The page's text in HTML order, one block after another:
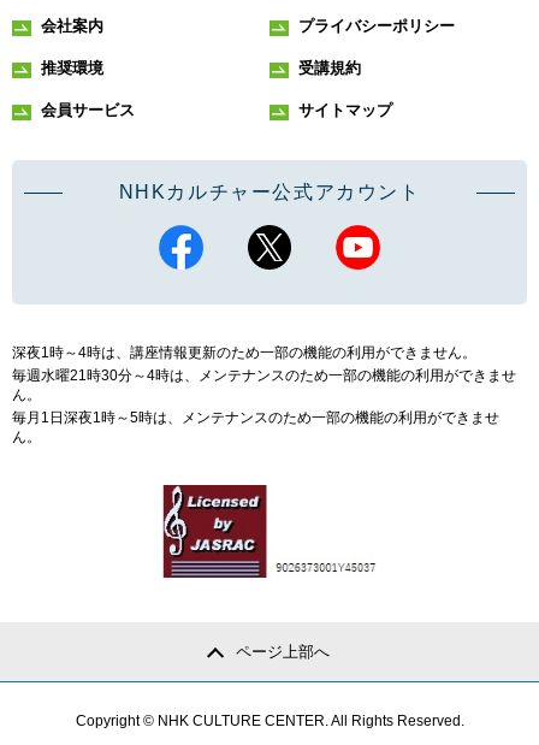
会社案内 プライバシーポリシー
推奨環境 受講規約
会員サービス サイトマップ
NHKカルチャー公式アカウント
深夜1時～4時は、講座情報更新のため一部の機能の利用ができません。
毎週水曜21時30分～4時は、メンテナンスのため一部の機能の利用ができませ
ん。
毎月1日深夜1時～5時は、メンテナンスのため一部の機能の利用ができませ
ん。
ページ上部へ
Copyright © NHK CULTURE CENTER. All Rights Reserved.